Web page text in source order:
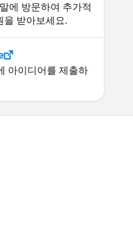
에 방문하여 추가적
을 받아보세요.
아이디어를 제출하